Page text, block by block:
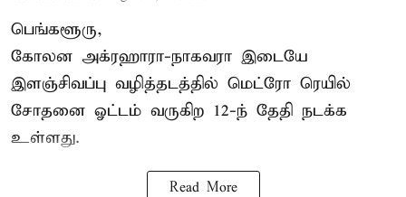
பெங்களூரு,
கோலன அக்ரஹாரா-நாகவரா இடையே
இளஞ்சிவப்பு வழித்தடத்தில் மெட்ரோ ரெயில்
சோதனை ஓட்டம் வருகிற 12-ந் தேதி நடக்க
உள்ளது.
Read More